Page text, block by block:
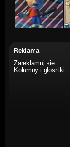
Reklama
Zareklamuj się
Kolumny i glosniki